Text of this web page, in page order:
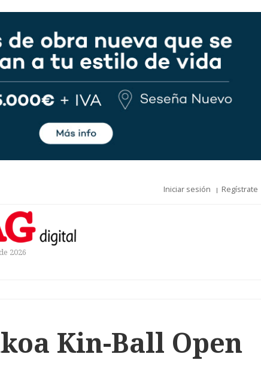
Iniciar sesión Regístrate
2026
Kin-Ball Open